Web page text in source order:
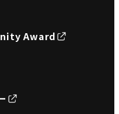
Award